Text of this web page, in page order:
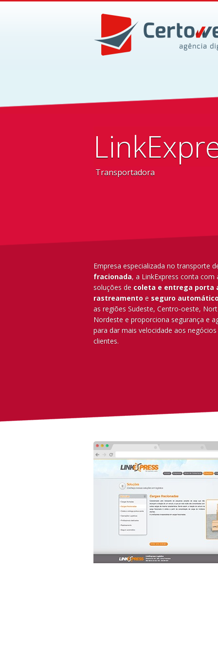
Transportadora
Empresa especializada no transporte
fracionada, a LinkExpress conta com
soluções de coleta e entrega porta
rastreamento e seguro
as regiões Sudeste, Centro-oeste,
Nordeste e proporciona segurança e
para dar mais velocidade aos
clientes.